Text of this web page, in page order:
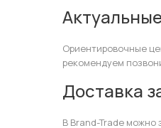
Ориентировочные
рекомендуем
Доставка
В Brand-Trade можно